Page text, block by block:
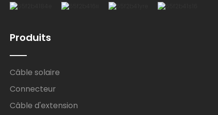
Produits
Câble solaire
Connecteur
Câble d'extension